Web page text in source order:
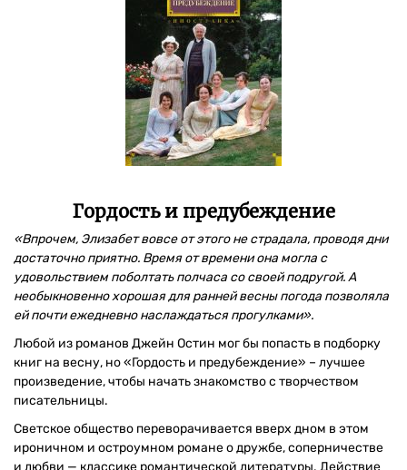
Гордость и предубеждение
«Впрочем, Элизабет вовсе от этого не страдала, проводя дни
достаточно приятно. Время от времени она могла с
удовольствием поболтать полчаса со своей подругой. А
необыкновенно хорошая для ранней весны погода позволяла
ей почти ежедневно наслаждаться прогулками».
Любой из романов Джейн Остин мог бы попасть в подборку
книг на весну, но «Гордость и предубеждение» – лучшее
произведение, чтобы начать знакомство с творчеством
писательницы.
Светское общество переворачивается вверх дном в этом
ироничном и остроумном романе о дружбе, соперничестве
и любви — классике романтической литературы. Действие